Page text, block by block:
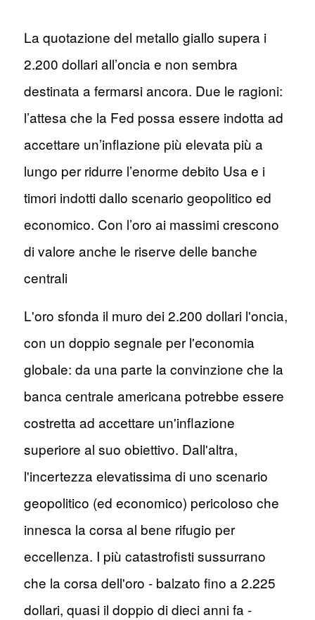
La quotazione del metallo giallo supera i
2.200 dollari all’oncia e non sembra
destinata a fermarsi ancora. Due le ragioni:
l’attesa che la Fed possa essere indotta ad
accettare un’inflazione più elevata più a
lungo per ridurre l’enorme debito Usa e i
timori indotti dallo scenario geopolitico ed
economico. Con l’oro ai massimi crescono
di valore anche le riserve delle banche
centrali
L'oro sfonda il muro dei 2.200 dollari l'oncia,
con un doppio segnale per l'economia
globale: da una parte la convinzione che la
banca centrale americana potrebbe essere
costretta ad accettare un'inflazione
superiore al suo obiettivo. Dall'altra,
l'incertezza elevatissima di uno scenario
geopolitico (ed economico) pericoloso che
innesca la corsa al bene rifugio per
eccellenza. I più catastrofisti sussurrano
che la corsa dell'oro - balzato fino a 2.225
dollari, quasi il doppio di dieci anni fa -